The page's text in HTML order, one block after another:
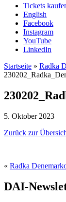
Tickets
English
Facebook
Instagram
YouTube
LinkedIn
Startseite » Radka
5. Oktober 2023
Zurück zur
« Radka
DAI-